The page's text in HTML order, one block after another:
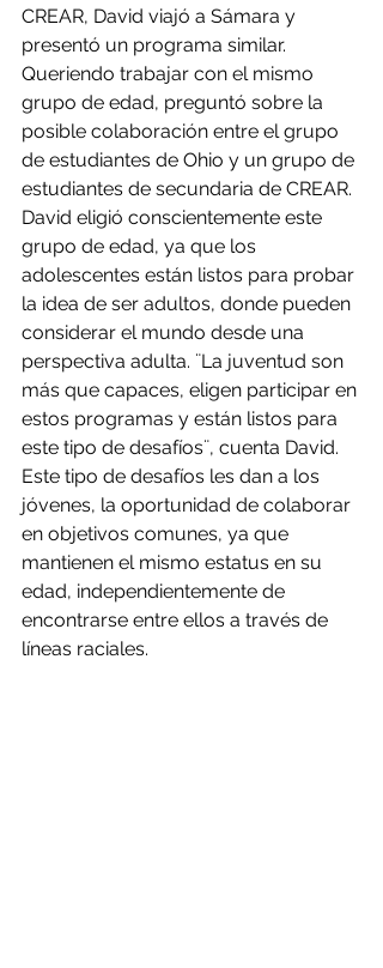
CREAR, David viajó a Sámara y
presentó un programa similar.
Queriendo trabajar con el mismo
grupo de edad, preguntó sobre la
posible colaboración entre el grupo
de estudiantes de Ohio y un grupo de
estudiantes de secundaria de CREAR.
David eligió conscientemente este
grupo de edad, ya que los
adolescentes están listos para probar
la idea de ser adultos, donde pueden
considerar el mundo desde una
perspectiva adulta. ¨La juventud son
más que capaces, eligen participar en
estos programas y están listos para
este tipo de desafíos¨, cuenta David.
Este tipo de desafíos les dan a los
jóvenes, la oportunidad de colaborar
en objetivos comunes, ya que
mantienen el mismo estatus en su
edad, independientemente de
encontrarse entre ellos a través de
líneas raciales.